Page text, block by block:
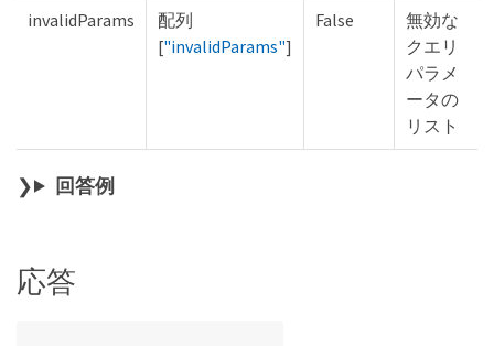
invalidParams
配列
["invalidParams"]
False
無効な
クエリ
パラメ
ータの
リスト
回答例
応答